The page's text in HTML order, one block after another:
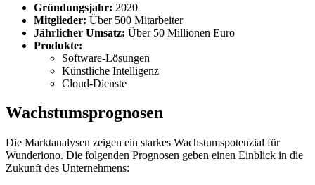
Gründungsjahr: 2020
Mitglieder: Über 500 Mitarbeiter
Jährlicher Umsatz: Über 50 Millionen Euro
Produkte:
Software-Lösungen
Künstliche Intelligenz
Cloud-Dienste
Wachstumsprognosen
Die Marktanalysen zeigen ein starkes Wachstumspotenzial für
Wunderiono. Die folgenden Prognosen geben einen Einblick in die
Zukunft des Unternehmens: